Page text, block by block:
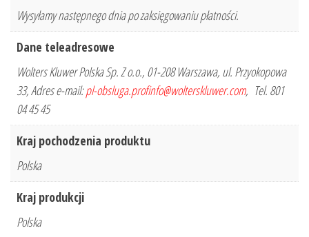
Wysyłamy następnego dnia po zaksięgowaniu płatności.
Dane teleadresowe
Wolters Kluwer Polska Sp. Z o.o., 01-208 Warszawa, ul. Przyokopowa
33, Adres e-mail:pl-obsluga.profinfo@wolterskluwer.com, Tel. 801
04 45 45
Kraj pochodzenia produktu
Polska
Kraj produkcji
Polska